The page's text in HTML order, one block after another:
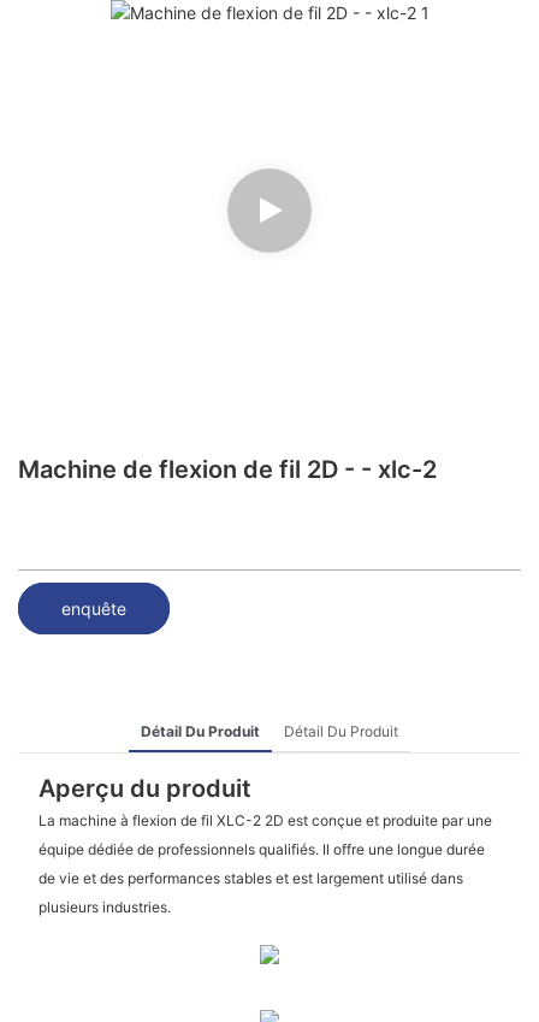
Machine de flexion de fil 2D - - xlc-2
enquête
Détail Du Produit Détail Du Produit
Aperçu du produit
La machine à flexion de fil XLC-2 2D est conçue et produite par une
équipe dédiée de professionnels qualifiés. Il offre une longue durée
de vie et des performances stables et est largement utilisé dans
plusieurs industries.